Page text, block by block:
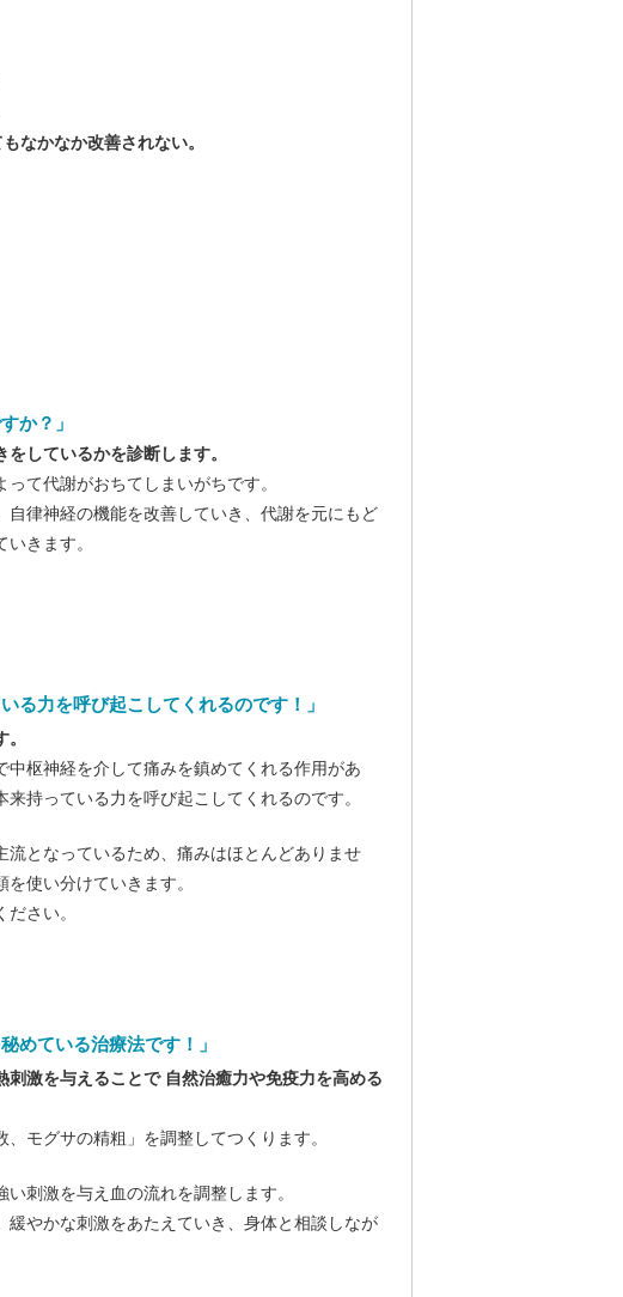
なかなか改善されない。
か？」
しているかを診断します。
て代謝がおちてしまいがちです。
律神経の機能を改善していき、代謝を元にもど
きます。
る力を呼び起こしてくれるのです！」
枢神経を介して痛みを鎮めてくれる作用があ
持っている力を呼び起こしてくれるのです。
となっているため、痛みはほとんどありませ
使い分けていきます。
さい。
めている治療法です！」
激を与えることで 自然治癒力や免疫力を高める
モグサの精粗」を調整してつくります。
刺激を与え血の流れを調整します。
やかな刺激をあたえていき、身体と相談しなが